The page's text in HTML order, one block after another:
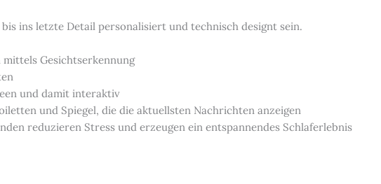
ins letzte Detail personalisiert und technisch designt sein.
Gesichtserkennung
und damit interaktiv
und Spiegel, die die aktuellsten Nachrichten anzeigen
reduzieren Stress und erzeugen ein entspannendes Schlaferlebnis